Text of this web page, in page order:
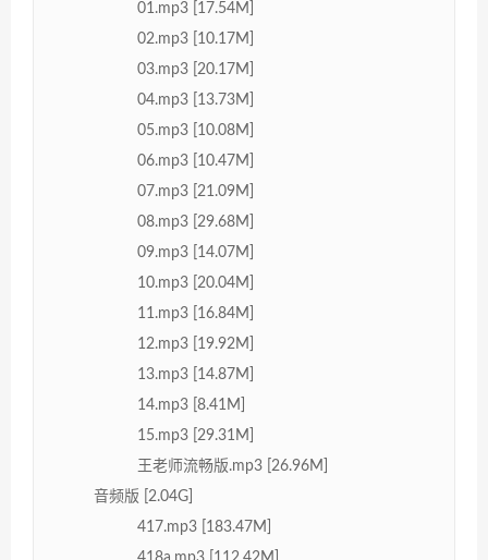
01.mp3 [17.54M]
02.mp3 [10.17M]
03.mp3 [20.17M]
04.mp3 [13.73M]
05.mp3 [10.08M]
06.mp3 [10.47M]
07.mp3 [21.09M]
08.mp3 [29.68M]
09.mp3 [14.07M]
10.mp3 [20.04M]
11.mp3 [16.84M]
12.mp3 [19.92M]
13.mp3 [14.87M]
14.mp3 [8.41M]
15.mp3 [29.31M]
王老师流畅版.mp3 [26.96M]
音频版 [2.04G]
417.mp3 [183.47M]